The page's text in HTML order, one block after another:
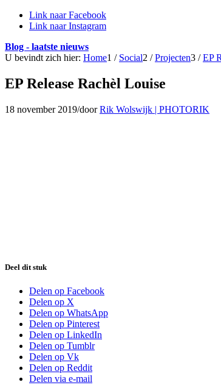
Link naar Facebook
Link naar Instagram
Blog - laatste nieuws
U bevindt zich hier: Home1 / Social2 / Projecten3 / EP
EP Release Rachèl Louise
18 november 2019/doorRik Wolswijk | PHOTORIK
Deel dit stuk
Delen op Facebook
Delen op X
Delen op WhatsApp
Delen op Pinterest
Delen op LinkedIn
Delen op Tumblr
Delen op Vk
Delen op Reddit
Delen via e-mail